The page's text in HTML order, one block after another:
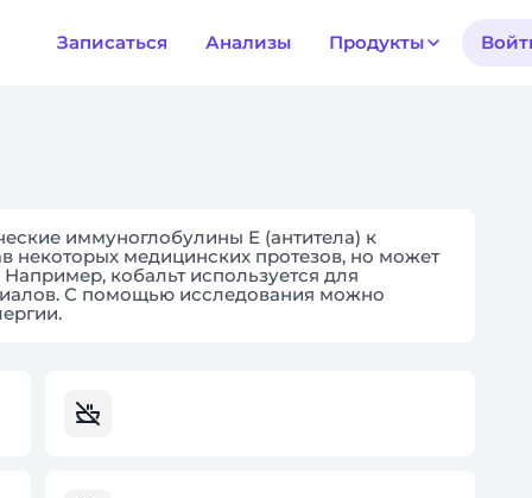
Записаться Анализы Продукты
иммуноглобулины Е (антитела) к
некоторых медицинских протезов, но может
кобальт используется для
С помощью исследования можно